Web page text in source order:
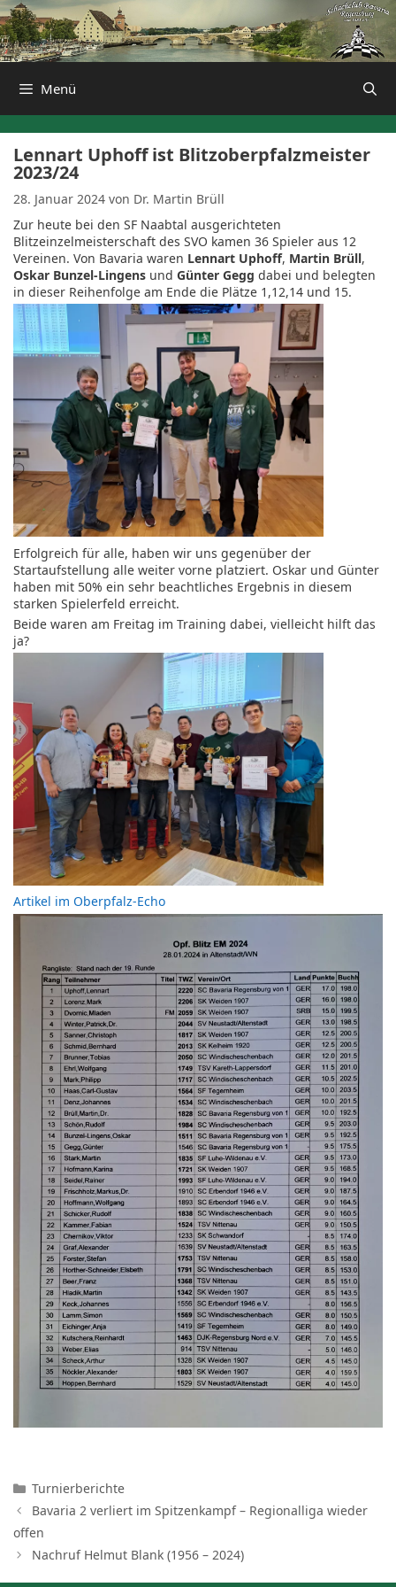
Zum
Inhalt
springen
Menü
Lennart Uphoff ist Blitzoberpfalzmeister
2023/24
28. Januar 2024 von Dr. Martin Brüll
Zur heute bei den SF Naabtal ausgerichteten
Blitzeinzelmeisterschaft des SVO kamen 36 Spieler aus 12
Vereinen. Von Bavaria waren Lennart Uphoff, Martin Brüll,
Oskar Bunzel-Lingens und Günter Gegg dabei und belegten
in dieser Reihenfolge am Ende die Plätze 1,12,14 und 15.
Erfolgreich für alle, haben wir uns gegenüber der
Startaufstellung alle weiter vorne platziert. Oskar und Günter
haben mit 50% ein sehr beachtliches Ergebnis in diesem
starken Spielerfeld erreicht.
Beide waren am Freitag im Training dabei, vielleicht hilft das
ja?
Artikel im Oberpfalz-Echo
Kategorien
Turnierberichte
Bavaria 2 verliert im Spitzenkampf – Regionalliga wieder
offen
Nachruf Helmut Blank (1956 – 2024)